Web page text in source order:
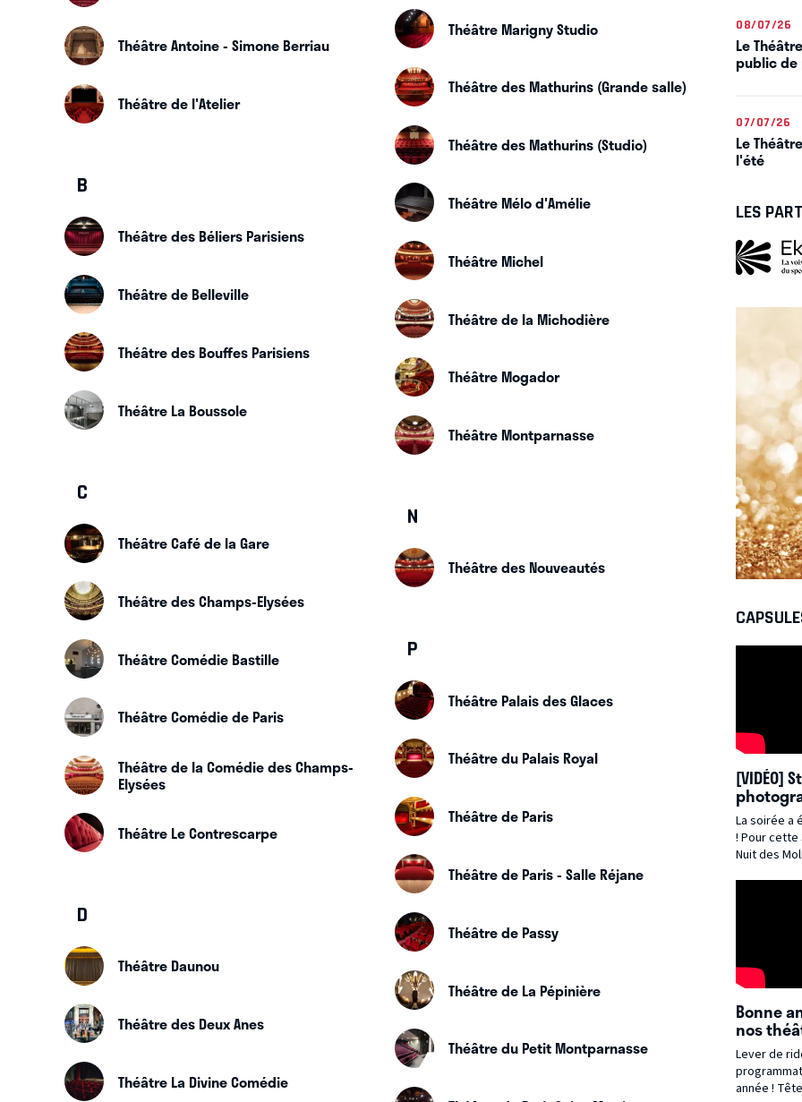
Théâtre Antoine - Simone Berriau
Théâtre de l'Atelier
B
Théâtre des Béliers Parisiens
Théâtre de Belleville
Théâtre des Bouffes Parisiens
Théâtre La Boussole
C
Théâtre Café de la Gare
Théâtre des Champs-Elysées
Théâtre Comédie Bastille
Théâtre Comédie de Paris
Théâtre de la Comédie des Champs-
Elysées
Théâtre Le Contrescarpe
D
Théâtre Daunou
Théâtre des Deux Anes
Théâtre La Divine Comédie
Théâtre Marigny Studio
Théâtre des Mathurins (Grande salle)
Théâtre des Mathurins (Studio)
Théâtre Mélo d'Amélie
Théâtre Michel
Théâtre de la Michodière
Théâtre Mogador
Théâtre Montparnasse
N
Théâtre des Nouveautés
P
Théâtre Palais des Glaces
Théâtre du Palais Royal
Théâtre de Paris
Théâtre de Paris - Salle Réjane
Théâtre de Passy
Théâtre de La Pépinière
Théâtre du Petit Montparnasse
08/07/26
Le
public de
07/07/26
Le
l'été
LES
[VIDÉO]
au cœur
des
La soirée a
! Pour cette 37ème édition de la
Nuit des
Bonne
nos
Lever de
année !